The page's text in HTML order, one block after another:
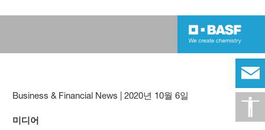
Business & Financial News |2020년 10월 6일
미디어